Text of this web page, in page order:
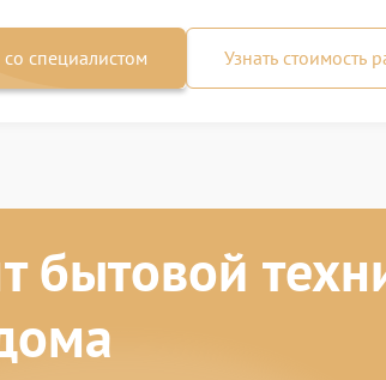
со специалистом Узнать стоимость
бытовой